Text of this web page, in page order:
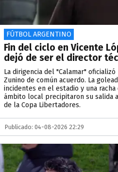
FÚTBOL ARGENTINO
Fin del ciclo en Vicente
dejó de ser el director
La dirigencia del "Calamar"
Zunino de común acuerdo. La
incidentes en el estadio y una
ámbito local precipitaron su salida
de la Copa Libertadores.
Publicado: 04-08-2026 22:29